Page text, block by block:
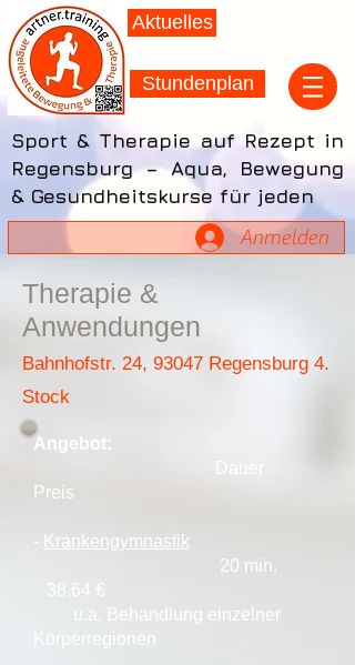
Aktuelles
Stundenplan
Sport & Therapie auf Rezept in
Regensburg – Aqua, Bewegung
& Gesundheitskurse für jeden
Anmelden
Therapie &
Anwendungen
Bahnhofstr. 24, 93047 Regensburg 4.
Stock
Angebot:
Preis
- Krankengymnastik
20 min.
38,64 €
u.a. Behandlung einzelner
Körperregionen